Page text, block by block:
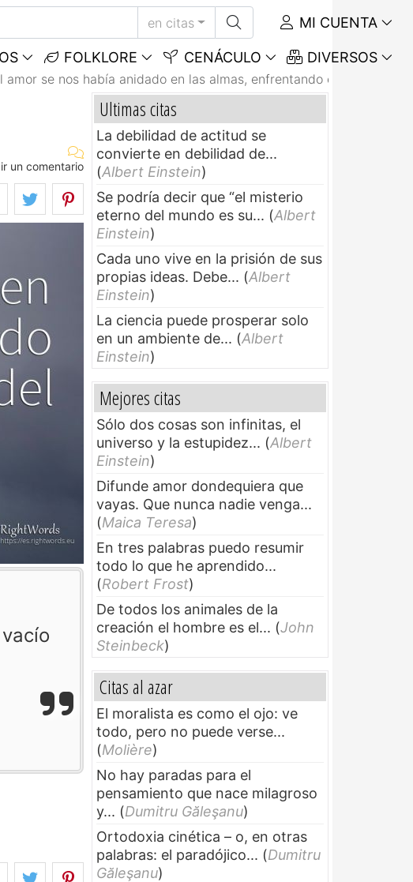
en citas MI CUENTA
FOLKLORE CENÁCULO DIVERSOS
amor se nos había anidado en las almas, enfrentando el...
un comentario
Ultimas citas
La debilidad de actitud se
convierte en debilidad de...
(Albert Einstein)
Se podría decir que “el misterio
eterno del mundo es su... (Albert
Einstein)
Cada uno vive en la prisión de sus
propias ideas. Debe... (Albert
Einstein)
La ciencia puede prosperar solo
en un ambiente de... (Albert
Einstein)
Mejores citas
Sólo dos cosas son infinitas, el
universo y la estupidez... (Albert
Einstein)
Difunde amor dondequiera que
vayas. Que nunca nadie venga...
(Maica Teresa)
En tres palabras puedo resumir
todo lo que he aprendido...
(Robert Frost)
De todos los animales de la
creación el hombre es el... (John
Steinbeck)
Citas al azar
El moralista es como el ojo: ve
todo, pero no puede verse...
(Molière)
No hay paradas para el
pensamiento que nace milagroso
y... (Dumitru Găleşanu)
Ortodoxia cinética – o, en otras
palabras: el paradójico... (Dumitru
Găleşanu)